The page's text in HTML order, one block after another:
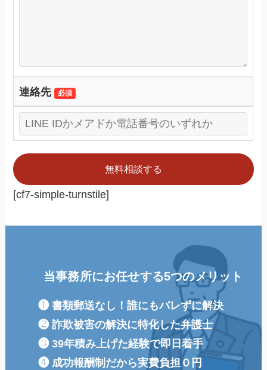
連絡先 必須
[cf7-simple-turnstile]
当事務所にお任せする5つのメリット
❶ 書類郵送なし！誰にもバレずに解決
❷ 詐欺被害の解決に特化した弁護士
❸ 39年積み上げた経験で即日着手
❹ 成功報酬制だから実費負担０円